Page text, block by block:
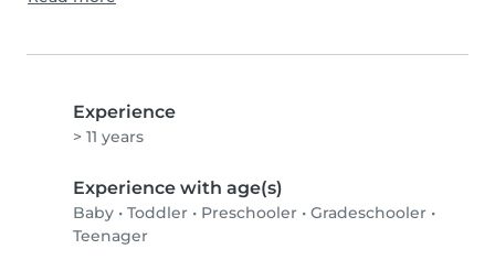
Experience
> 11 years
Experience with age(s)
Baby • Toddler • Preschooler • Gradeschooler •
Teenager